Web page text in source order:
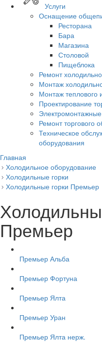
Услуги
Оснащение
Ресторана
Бара
Магазина
Столовой
Пищеблока
Ремонт
Монтаж
Монтаж теплового
Проектирование
Ремонт торгового
Техническое
оборудования
Главная
Холодильное оборудование
Холодильные горки
Холодильные горки Премьер
Премьер
Премьер Альба
Премьер Фортуна
Премьер Ялта
Премьер Уран
Премьер Ялта нерж.